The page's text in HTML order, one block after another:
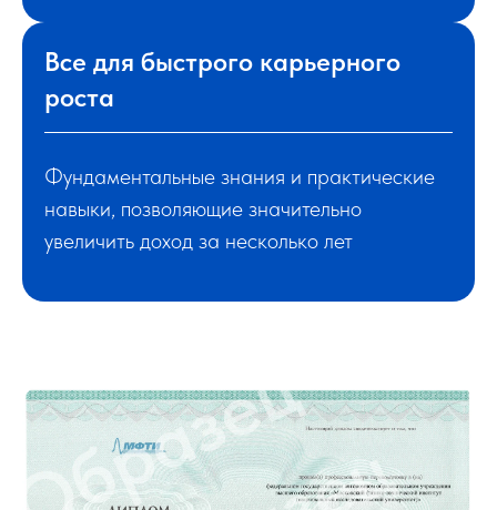
Все для быстрого карьерного
роста
Фундаментальные знания и практические
навыки, позволяющие значительно
увеличить доход за несколько лет
технических вузов
России
Нам есть, чем гордиться
физике и в 100 лучших по математике по
результатам рейтинга QS World University
Rankings by Subject 2021